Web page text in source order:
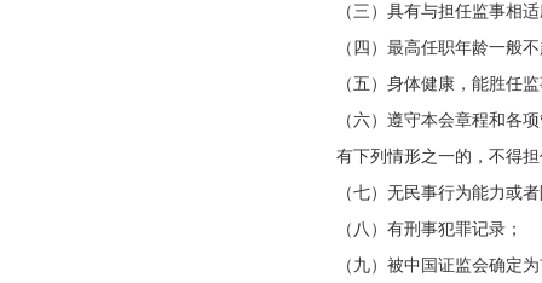
（三）具有与担任监事相
（四）最高任职年龄一般
（五）身体健康，能胜任
（六）遵守本会章程和各
有下列情形之一的，不得
（七）无民事行为能力或
（八）有刑事犯罪记录；
（九）被中国证监会确定